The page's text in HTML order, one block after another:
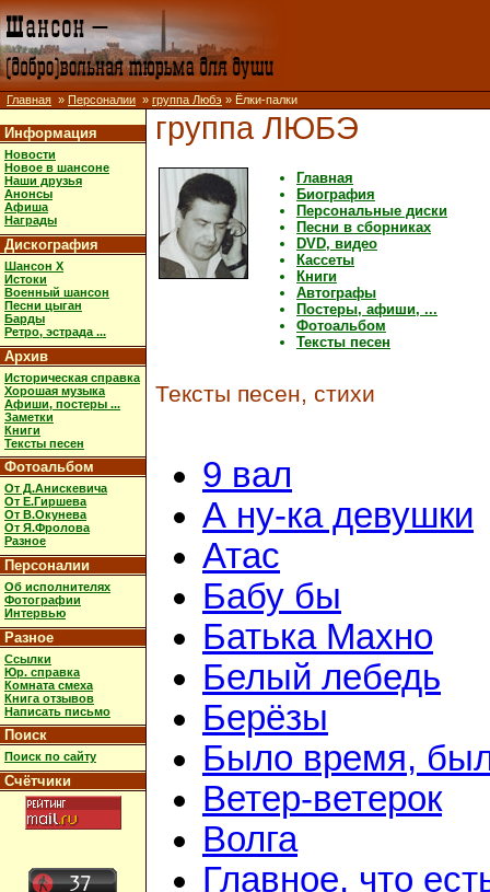
Главная » Персоналии » группа Любэ » Ёлки-палки
Информация
Новости
Новое в шансоне
Наши друзья
Анонсы
Афиша
Награды
Дискография
Шансон X
Истоки
Военный шансон
Песни цыган
Барды
Ретро, эстрада ...
Архив
Историческая справка
Хорошая музыка
Афиши, постеры ...
Заметки
Книги
Тексты песен
Фотоальбом
От Д.Анискевича
От Е.Гиршева
От В.Окунева
От Я.Фролова
Разное
Персоналии
Об исполнителях
Фотографии
Интервью
Разное
Ссылки
Юр. справка
Комната смеха
Книга отзывов
Написать письмо
Поиск
Поиск по сайту
Счётчики
группа ЛЮБЭ
Главная
Биография
Персональные диски
Песни в сборниках
DVD, видео
Кассеты
Книги
Автографы
Постеры, афиши, ...
Фотоальбом
Тексты песен
Тексты песен, стихи
9 вал
А ну-ка девушки
Атас
Бабу бы
Батька Махно
Белый лебедь
Берёзы
Было время,
Ветер-ветерок
Волга
Главное, что